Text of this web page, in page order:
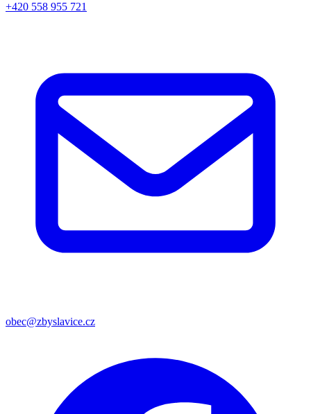
+420 558 955 721
obec@zbyslavice.cz